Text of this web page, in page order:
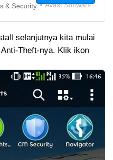
& Security Avast Software
selanjutnya kita mulai
Theft-nya. Klik ikon